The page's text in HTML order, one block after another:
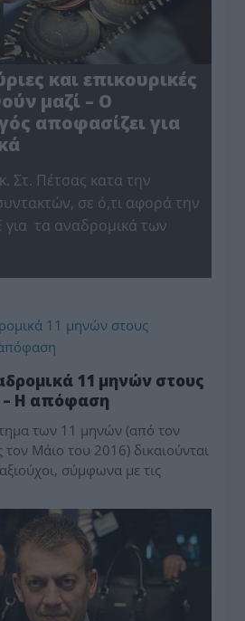
και επικουρικές
μαζί – Ο
αποφασίζει για
Στ. Πέτσας κατα την
σε ό,τι αφορά την
τα αναδρομικά των
11 μηνών στους
– Η απόφαση
των 11 μηνών (από τον
Μάιο του 2016) δικαιούνται
σύμφωνα με τις